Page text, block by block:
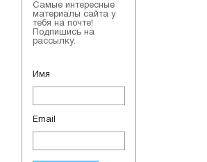
Самые интересные
материалы сайта у
тебя на почте!
Подпишись на
рассылку.
Имя
Email